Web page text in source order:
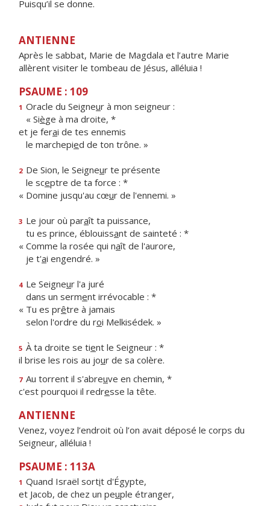
Puisqu’il se donne.
ANTIENNE
Après le sabbat, Marie de Magdala et l’autre Marie
allèrent visiter le tombeau de Jésus, alléluia !
PSAUME : 109
1 Oracle du Seigneur à mon seigneur :
« Siège à ma droite, *
et je ferai de tes ennemis
le marchepied de ton trône. »
2 De Sion, le Seigneur te présente
le sceptre de ta force : *
« Domine jusqu'au cœur de l'ennemi. »
3 Le jour où paraît ta puissance,
tu es prince, éblouissant de sainteté : *
« Comme la rosée qui naît de l'aurore,
je t'ai engendré. »
4 Le Seigneur l'a juré
dans un serment irrévocable : *
« Tu es prêtre à jamais
selon l'ordre du roi Melkisédek. »
5 À ta droite se tient le Seigneur : *
il brise les rois au jour de sa colère.
7 Au torrent il s'abreuve en chemin, *
c'est pourquoi il redresse la tête.
ANTIENNE
Venez, voyez l’endroit où l’on avait déposé le corps du
Seigneur, alléluia !
PSAUME : 113A
1 Quand Israël sortit d'Égypte,
et Jacob, de chez un peuple étranger,